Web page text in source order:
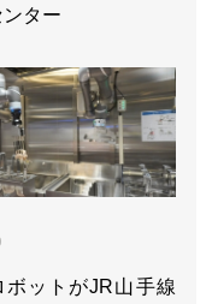
ター
ボットがJR山手線